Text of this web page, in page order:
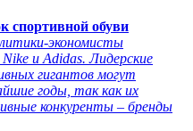
спортивной обуви
экономисты
и Adidas. Лидерские
гигантов могут
годы, так как их
конкуренты – бренды